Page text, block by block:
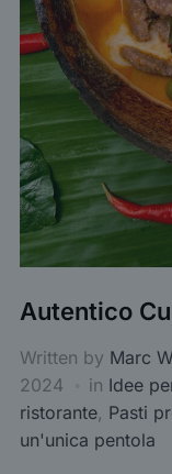
Autentico
Written by Marc
2024
in Idee
ristorante, Pasti
un'unica pentola